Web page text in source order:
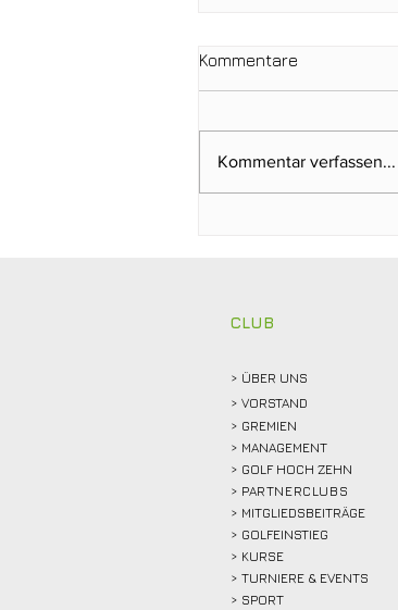
Kommentare
Kommentar verfassen...
CLUB
> ÜBER UNS
> VORSTAND
> GREMIEN
> MANAGEMENT
> GOLF HOCH ZEHN
> PARTNERCLUBS
> MITGLIEDSBEITRÄGE
> GOLFEINSTIEG
> KURSE
> TURNIERE & EVENTS
> SPORT